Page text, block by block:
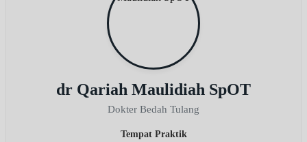
dr Qariah Maulidiah SpOT
Dokter Bedah Tulang
Tempat Praktik